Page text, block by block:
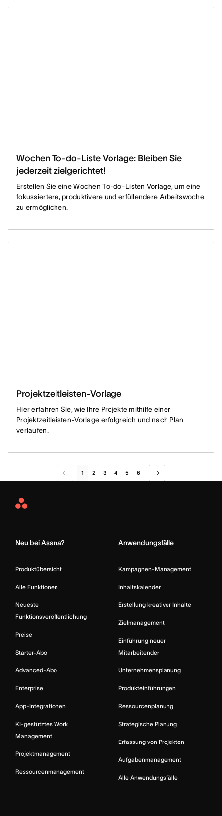
Wochen To-do-Liste Vorlage: Bleiben Sie
jederzeit zielgerichtet!
Erstellen Sie eine Wochen To-do-Listen Vorlage, um eine
fokussiertere, produktivere und erfüllendere Arbeitswoche
zu ermöglichen.
Projektzeitleisten-Vorlage
Hier erfahren Sie, wie Ihre Projekte mithilfe einer
Projektzeitleisten-Vorlage erfolgreich und nach Plan
verlaufen.
1 2 3 4 5 6
Asana
Neu bei Asana?
Produktübersicht
Alle Funktionen
Neueste
Funktionsveröffentlichung
Preise
Starter-Abo
Advanced-Abo
Enterprise
App-Integrationen
KI-gestütztes Work
Management
Projektmanagement
Ressourcenmanagement
Anwendungsfälle
Kampagnen-Management
Inhaltskalender
Erstellung kreativer Inhalte
Zielmanagement
Einführung neuer
Mitarbeitender
Unternehmensplanung
Produkteinführungen
Ressourcenplanung
Strategische Planung
Erfassung von Projekten
Aufgabenmanagement
Alle Anwendungsfälle